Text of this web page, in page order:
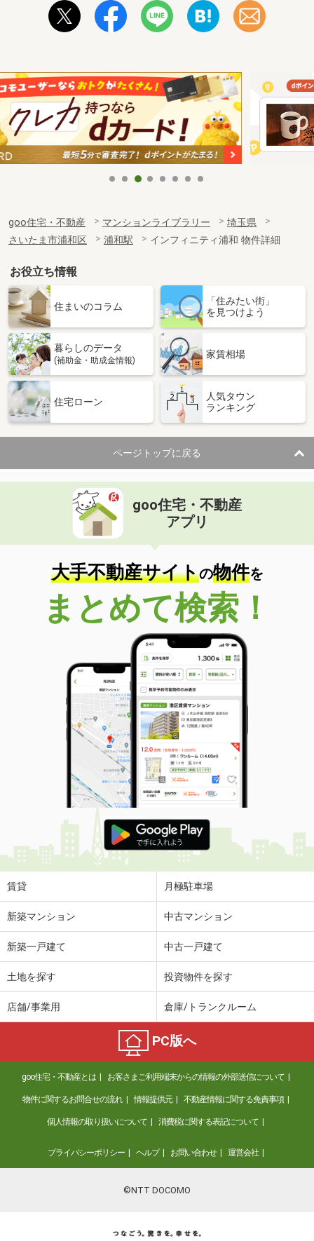
goo住宅・不動産 マンションライブラリー
埼玉県
さいたま市浦和区
浦和駅 インフィニティ浦和 物件詳細
お役立ち情報
住まいのコラム
「住みたい街」
を見つけよう
暮らしのデータ
(補助金・助成金情報)
家賃相場
住宅ローン
人気タウン
ランキング
ページトップに戻る
goo住宅・不動産
アプリ
大手不動産サイトの物件を
まとめて検索！
賃貸 月極駐車場
新築マンション 中古マンション
新築一戸建て 中古一戸建て
土地を探す 投資物件を探す
店舗/事業用 倉庫/トランクルーム
PC版へ
goo住宅・不動産とは お客さまご利用端末からの情報の外部送信について
物件に関するお問合せの流れ 情報提供元 不動産情報に関する免責事項
個人情報の取り扱いについて 消費税に関する表記について
プライバシーポリシー ヘルプ お問い合わせ 運営会社
©NTT DOCOMO